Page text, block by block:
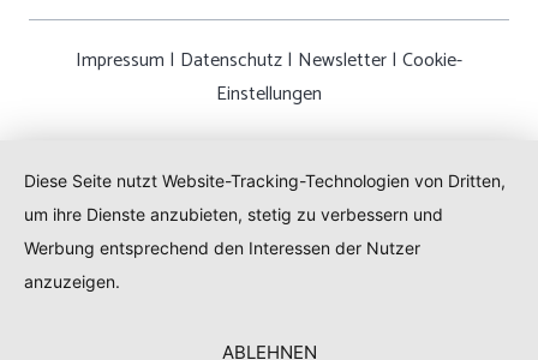
Impressum | Datenschutz| Newsletter| Cookie-
Einstellungen
Diese Seite nutzt Website-Tracking-Technologien von Dritten,
um ihre Dienste anzubieten, stetig zu verbessern und
Werbung entsprechend den Interessen der Nutzer
anzuzeigen.
ABLEHNEN